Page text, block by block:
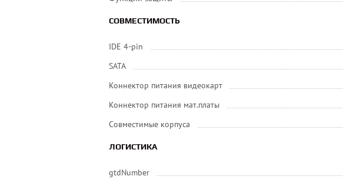
СОВМЕСТИМОСТЬ
IDE 4-pin
SATA
Коннектор питания видеокарт
Коннектор питания мат.платы
Совместимые корпуса
ЛОГИСТИКА
gtdNumber